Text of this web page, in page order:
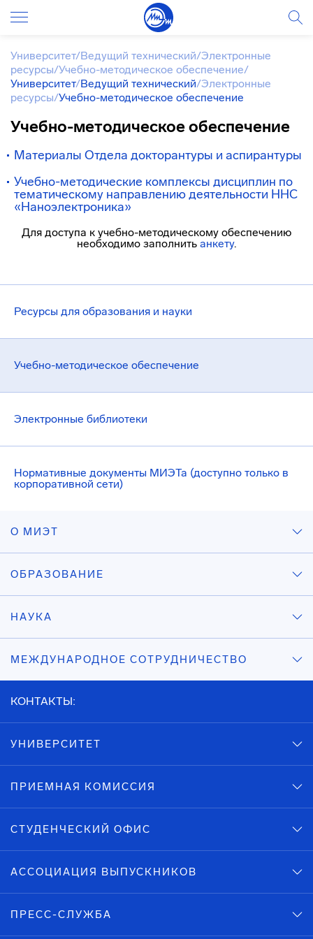
Ресурсы для образования и науки
Учебно-методическое обеспечение
Электронные библиотеки
Нормативные документы МИЭТа (доступно только в
корпоративной сети)
Университет/Ведущий технический/Электронные
ресурсы/Учебно-методическое обеспечение/
Университет/Ведущий технический/Электронные
ресурсы/Учебно-методическое обеспечение
Учебно-методическое обеспечение
Материалы Отдела докторантуры и аспирантуры
Учебно-методические комплексы дисциплин по
тематическому направлению деятельности ННС
«Наноэлектроника»
Для доступа к учебно-методическому обеспечению
необходимо заполнить анкету.
О МИЭТ
ОБРАЗОВАНИЕ
НАУКА
МЕЖДУНАРОДНОЕ СОТРУДНИЧЕСТВО
КОНТАКТЫ:
УНИВЕРСИТЕТ
ПРИЕМНАЯ КОМИССИЯ
СТУДЕНЧЕСКИЙ ОФИС
АССОЦИАЦИЯ ВЫПУСКНИКОВ
ПРЕСС-СЛУЖБА